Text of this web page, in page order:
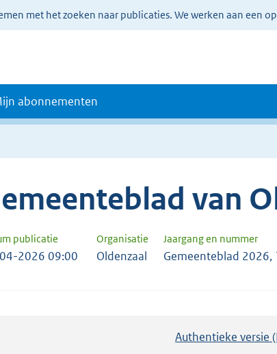
met het zoeken naar publicaties. We werken aan een
abonnementen
van
publicatie Organisatie Jaargang en nummer
2026 09:00 Oldenzaal Gemeenteblad 2026,
Authentieke versie